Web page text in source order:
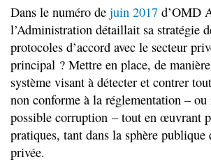
Dans le numéro de juin 2017 d’OMD
l’Administration détaillait sa stratégie
protocoles d’accord avec le secteur
principal ? Mettre en place, de
système visant à détecter et contrer
non conforme à la réglementation – ou
possible corruption – tout en œuvrant
pratiques, tant dans la sphère publique
privée.